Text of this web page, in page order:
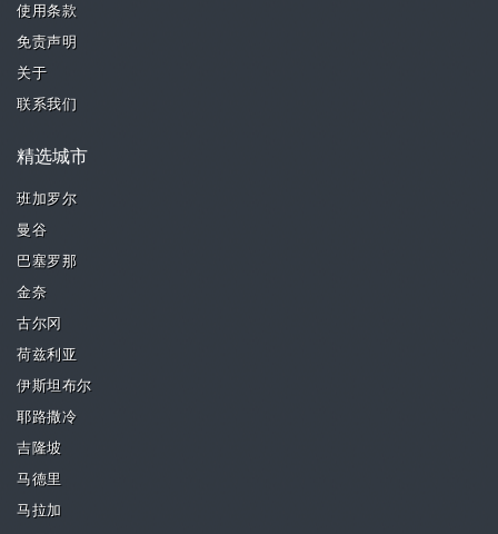
使用条款
免责声明
关于
联系我们
精选城市
班加罗尔
曼谷
巴塞罗那
金奈
古尔冈
荷兹利亚
伊斯坦布尔
耶路撒冷
吉隆坡
马德里
马拉加